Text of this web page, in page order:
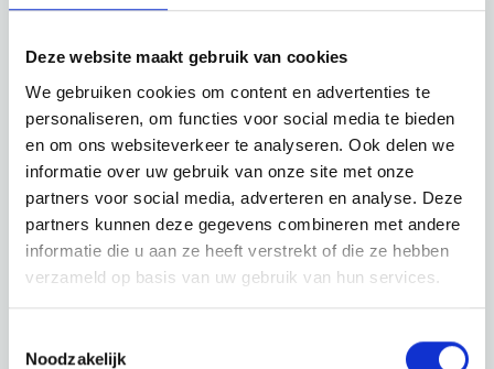
Deze website maakt gebruik van cookies
We gebruiken cookies om content en advertenties te
personaliseren, om functies voor social media te bieden
en om ons websiteverkeer te analyseren. Ook delen we
informatie over uw gebruik van onze site met onze
partners voor social media, adverteren en analyse. Deze
partners kunnen deze gegevens combineren met andere
informatie die u aan ze heeft verstrekt of die ze hebben
verzameld op basis van uw gebruik van hun services.
Noodzakelijk
Schau auch mal
Entdecke den Rest der Region! Schau dir die anderen
Websites an, um zu sehen, was diese wunderschöne
Umgebung noch zu bieten hat.